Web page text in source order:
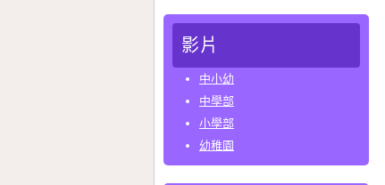
影片
中小幼
中學部
小學部
幼稚園